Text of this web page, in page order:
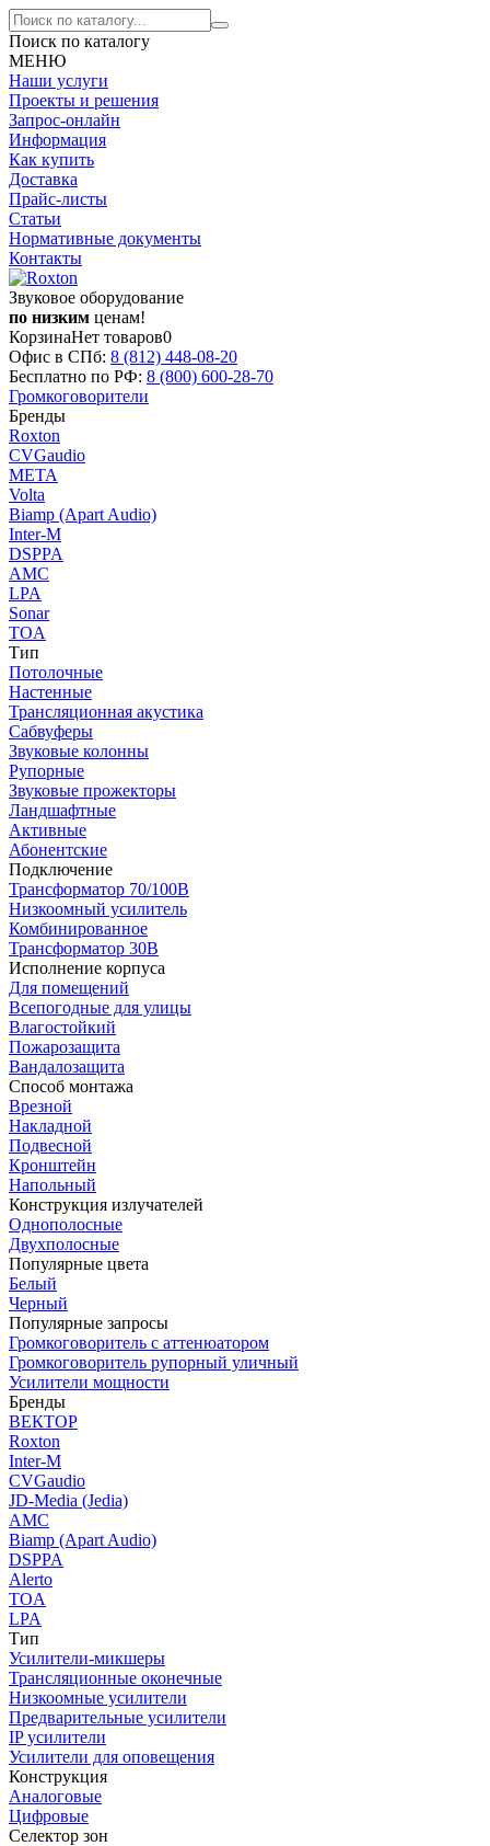
Поиск по каталогу
МЕНЮ
Наши услуги
Проекты и решения
Запрос-онлайн
Информация
Как купить
Доставка
Прайс-листы
Статьи
Нормативные документы
Контакты
Звуковое оборудование
по низким ценам!
КорзинаНет товаров0
Офис в СПб: 8 (812) 448-08-20
Бесплатно по РФ: 8 (800) 600-28-70
Громкоговорители
Бренды
Roxton
CVGaudio
МЕТА
Volta
Biamp (Apart Audio)
Inter-M
DSPPA
AMC
LPA
Sonar
TOA
Тип
Потолочные
Настенные
Трансляционная акустика
Сабвуферы
Звуковые колонны
Рупорные
Звуковые прожекторы
Ландшафтные
Активные
Абонентские
Подключение
Трансформатор 70/100В
Низкоомный усилитель
Комбинированное
Трансформатор 30В
Исполнение корпуса
Для помещений
Всепогодные для улицы
Влагостойкий
Пожарозащита
Вандалозащита
Способ монтажа
Врезной
Накладной
Подвесной
Кронштейн
Напольный
Конструкция излучателей
Однополосные
Двухполосные
Популярные цвета
Белый
Черный
Популярные запросы
Громкоговоритель с аттенюатором
Громкоговоритель рупорный уличный
Усилители мощности
Бренды
ВЕКТОР
Roxton
Inter-M
CVGaudio
JD-Media (Jedia)
AMC
Biamp (Apart Audio)
DSPPA
Alerto
TOA
LPA
Тип
Усилители-микшеры
Трансляционные оконечные
Низкоомные усилители
Предварительные усилители
IP усилители
Усилители для оповещения
Конструкция
Аналоговые
Цифровые
Селектор зон